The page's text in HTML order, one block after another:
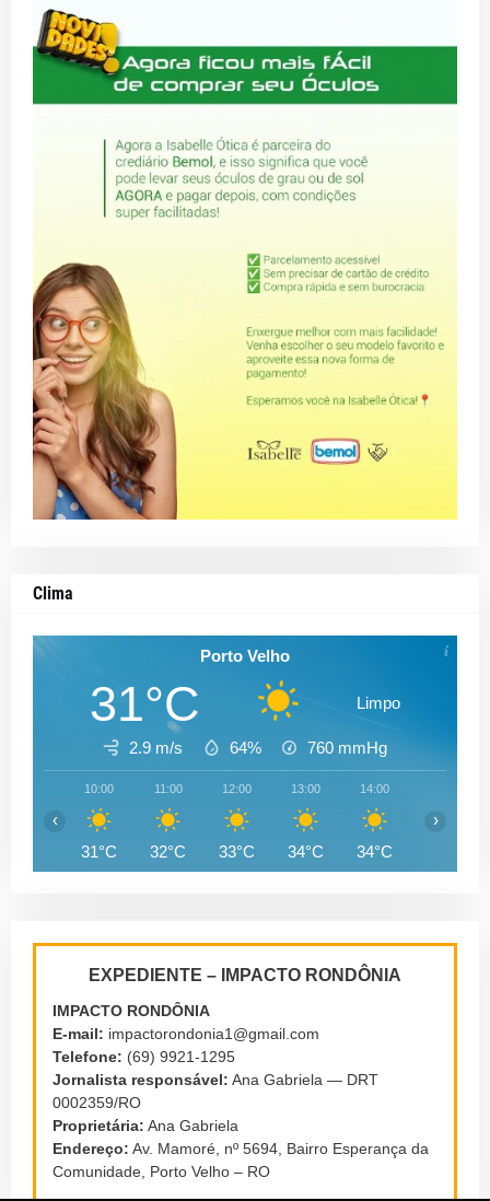
Clima
Porto Velho
31°C Limpo
2.9 m/s 64% 760 mmHg
10:00
31°C
11:00
32°C
12:00
33°C
13:00
34°C
14:00
34°C
‹ ›
EXPEDIENTE – IMPACTO RONDÔNIA
IMPACTO RONDÔNIA
E-mail: impactorondonia1@gmail.com
Telefone: (69) 9921-1295
Jornalista responsável: Ana Gabriela — DRT
0002359/RO
Proprietária: Ana Gabriela
Endereço: Av. Mamoré, nº 5694, Bairro Esperança da
Comunidade, Porto Velho – RO